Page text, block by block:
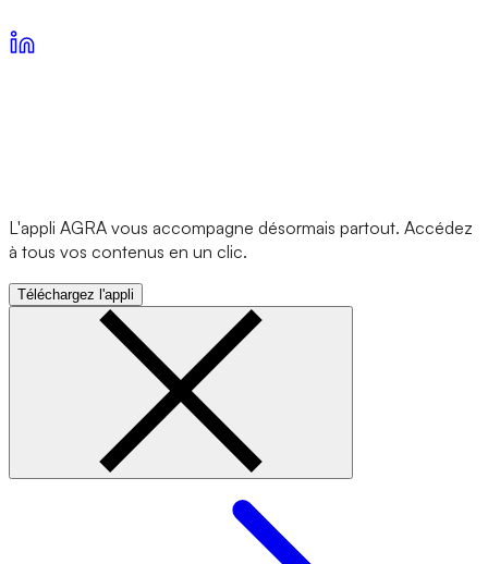
L'appli AGRA vous accompagne désormais partout. Accédez
à tous vos contenus en un clic.
Téléchargez l'appli